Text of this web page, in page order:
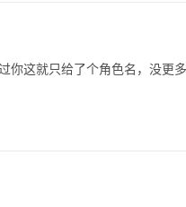
你这就只给了个角色名，没更